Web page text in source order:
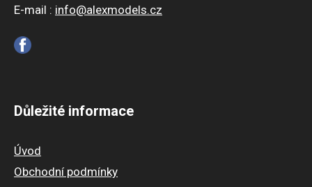
E-mail : info@alexmodels.cz
Důležité informace
Úvod
Obchodní podmínky